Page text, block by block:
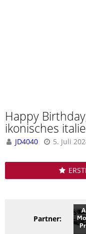
Happy
ikonisches
JD4040 5. Juli
Partner: